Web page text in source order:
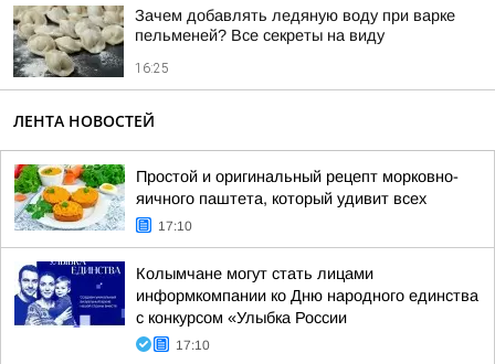
Зачем добавлять ледяную воду при варке
пельменей? Все секреты на виду
16:25
ЛЕНТА НОВОСТЕЙ
Простой и оригинальный рецепт морковно-
яичного паштета, который удивит всех
17:10
Колымчане могут стать лицами
информкомпании ко Дню народного единства
с конкурсом «Улыбка России
17:10